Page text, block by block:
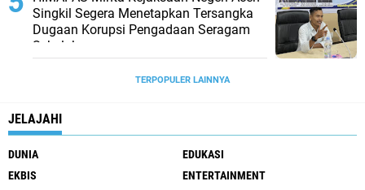
Singkil Segera Menetapkan Tersangka
Dugaan Korupsi Pengadaan Seragam
Sekolah
TERPOPULER LAINNYA
JELAJAHI
DUNIA
EDUKASI
EKBIS
ENTERTAINMENT